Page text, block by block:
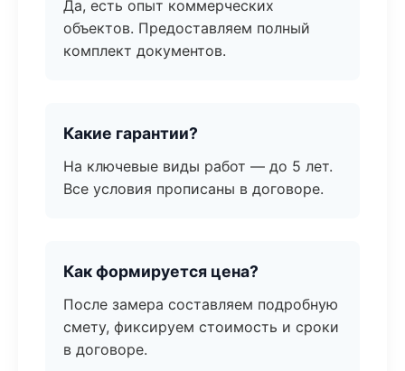
Да, есть опыт коммерческих
объектов. Предоставляем полный
комплект документов.
Какие гарантии?
На ключевые виды работ — до 5 лет.
Все условия прописаны в договоре.
Как формируется цена?
После замера составляем подробную
смету, фиксируем стоимость и сроки
в договоре.